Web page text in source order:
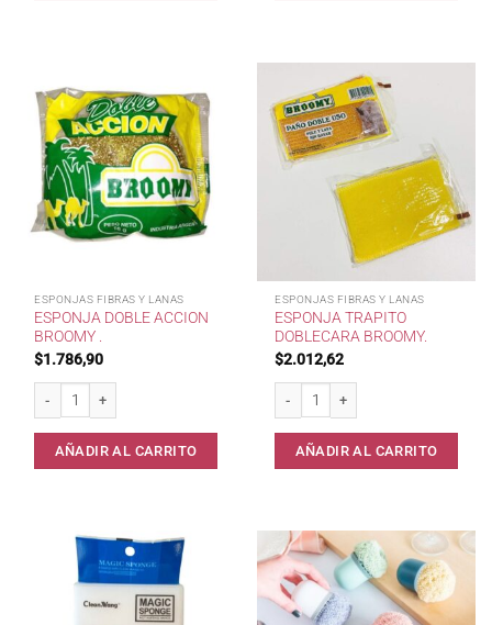
ESPONJAS FIBRAS Y LANAS
ESPONJA DOBLE ACCION
BROOMY .
$1.786,90
Esponja Doble Accion Broomy . cantidad
AÑADIR AL CARRITO
ESPONJAS FIBRAS Y LANAS
ESPONJA TRAPITO
DOBLECARA BROOMY.
$2.012,62
Esponja Trapito DobleCara Broomy.
AÑADIR AL CARRITO